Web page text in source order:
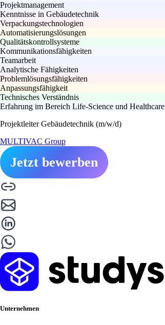
Projektmanagement
Kenntnisse in Gebäudetechnik
Verpackungstechnologien
Automatisierungslösungen
Qualitätskontrollsysteme
Kommunikationsfähigkeiten
Teamarbeit
Analytische Fähigkeiten
Problemlösungsfähigkeiten
Anpassungsfähigkeit
Technisches Verständnis
Erfahrung im Bereich Life-Science und Healthcare
Projektleiter Gebäudetechnik (m/w/d)
MULTIVAC Group
Jetzt bewerben
Unternehmen